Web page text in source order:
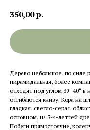
350,00р.
Дерево небольшое, по силе
пирамидальная, более
отходят под углом 30–40° в
отгибаются книзу. Кора на
гладкая, светло-серая,
основном, на 3-4-летней
Побеги прямостоячие,